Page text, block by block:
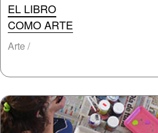
EL LIBRO
COMO ARTE
Arte /